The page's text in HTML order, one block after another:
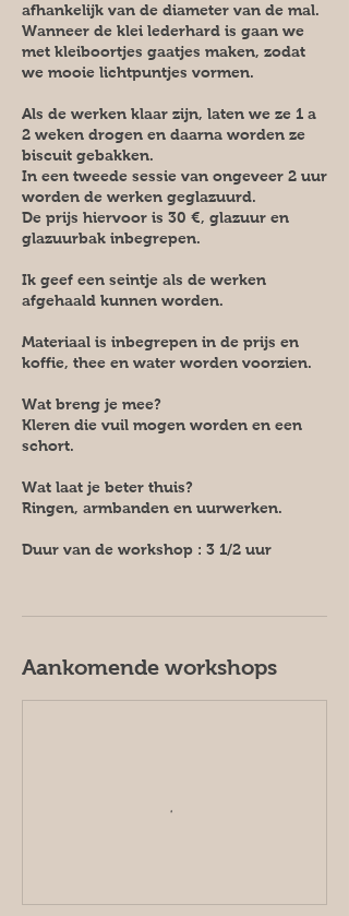
afhankelijk van de diameter van de mal.
Wanneer de klei lederhard is gaan we
met kleiboortjes gaatjes maken, zodat
we mooie lichtpuntjes vormen.
Als de werken klaar zijn, laten we ze 1 a
2 weken drogen en daarna worden ze
biscuit gebakken.
In een tweede sessie van ongeveer 2 uur
worden de werken geglazuurd.
De prijs hiervoor is 30 €, glazuur en
glazuurbak inbegrepen.
Ik geef een seintje als de werken
afgehaald kunnen worden.
Materiaal is inbegrepen in de prijs en
koffie, thee en water worden voorzien.
Wat breng je mee?
Kleren die vuil mogen worden en een
schort.
Wat laat je beter thuis?
Ringen, armbanden en uurwerken.
Duur van de workshop : 3 1/2 uur
Aankomende workshops